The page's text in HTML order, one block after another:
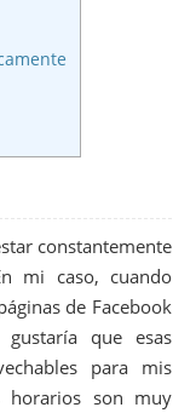
constantemente
mi caso, cuando
de Facebook
que esas
para mis
horarios son muy